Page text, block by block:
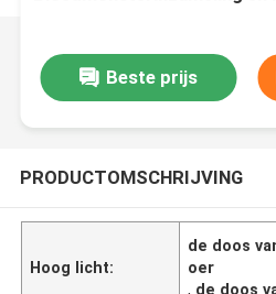
Beste prijs
PRODUCTOMSCHRIJVING
Hoog licht:
de doos
oer
, de doos